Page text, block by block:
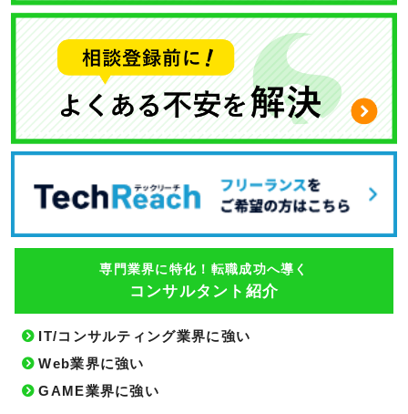
専門業界に特化！転職成功へ導く
コンサルタント紹介
IT/コンサルティング業界に強い
Web業界に強い
GAME業界に強い